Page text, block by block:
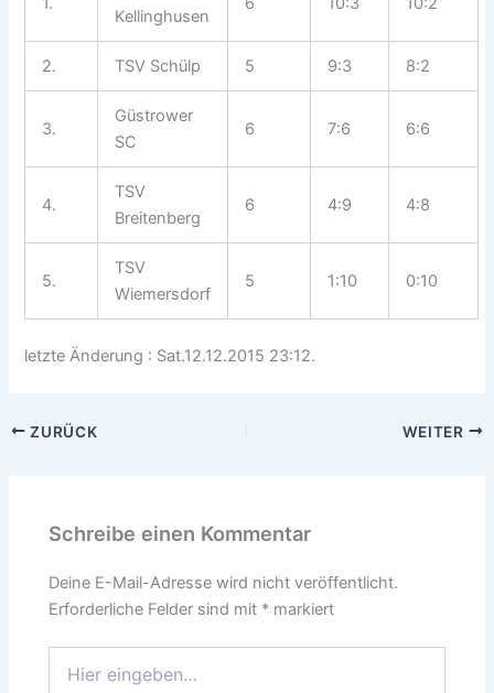
Kellinghusen
2. TSV Schülp 5 9:3 8:2
3.
Güstrower
SC
6 7:6 6:6
4.
TSV
Breitenberg
6 4:9 4:8
5.
TSV
Wiemersdorf
5 1:10 0:10
letzte Änderung : Sat.12.12.2015 23:12.
ZURÜCK WEITER
Schreibe einen Kommentar
Deine E-Mail-Adresse wird nicht veröffentlicht.
Erforderliche Felder sind mit * markiert
eingeben…